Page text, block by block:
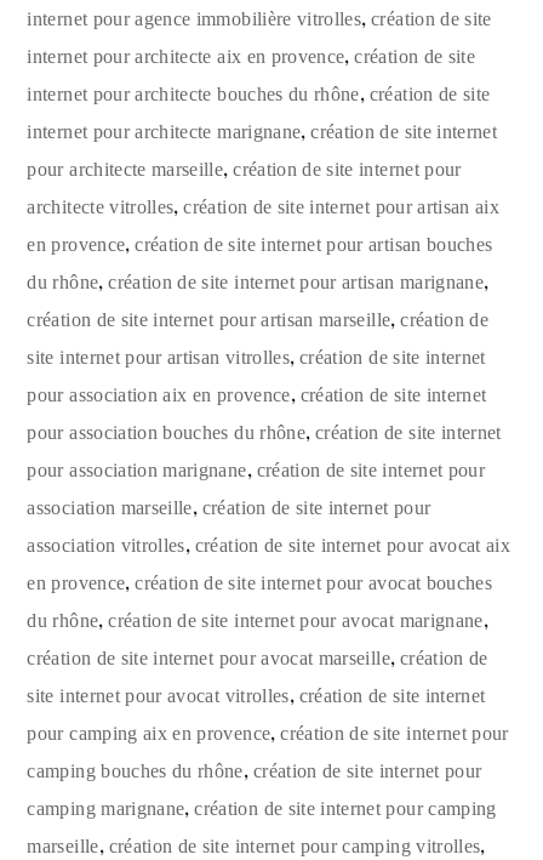
internet pour agence immobilière vitrolles,création de site
internet pour architecte aix en provence,création de site
internet pour architecte bouches du rhône, création de site
internet pour architecte marignane,création de site internet
pour architecte marseille,création de site internet pour
architecte vitrolles,création de site internet pour artisan aix
en provence,création de site internet pour artisan bouches
du rhône,création de site internet pour artisan marignane,
création de site internet pour artisan marseille,création de
site internet pour artisan vitrolles,création de site internet
pour association aix en provence, création de site internet
pour association bouches du rhône, création de site internet
pour association marignane, création de site internet pour
association marseille, création de site internet pour
association vitrolles, création de site internet pour avocat aix
en provence,création de site internet pour avocat bouches
du rhône,création de site internet pour avocat marignane,
création de site internet pour avocat marseille, création de
site internet pour avocat vitrolles, création de site internet
pour camping aix en provence,création de site internet pour
camping bouches du rhône, création de site internet pour
camping marignane,création de site internet pour camping
marseille, création de site internet pour camping vitrolles,